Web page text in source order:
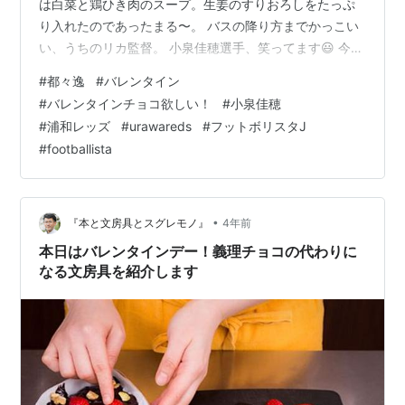
※当選ユーザー様へは個別連絡を取らせていた
だきます
当選発表後、送付先情報（住所、氏名等）の確認
のため、登録メールアドレス宛にメールをお送り
します
※取得した個人情報は本キャンペーンの賞品発
送用途以外には使用いたしません
は白菜と鶏ひき肉のスープ。生姜のすりおろしをたっぷ
り入れたのであったまる〜。 バスの降り方までかっこい
い、うちのリカ監督。 小泉佳穂選手、笑ってます😃 今日
倒的な選手になる
https://twitter.com/30_yoshio/status/14927695552862
08512?s=21 フットボリスタJ Jリーグ2022戦術ガイドブ
ック https://t.co/ic6AsNpo76 買います！ Weps うち明
け話…
#都々逸 #バレンタイン
#バレンタインチョコ欲しい！ #小泉佳穂
#浦和レッズ #urawareds #フットボリスタJ
#footballista
『本と文房具とスグレモノ』 • 4年前
本日はバレンタインデー！義理チョコの代わりに
なる文房具を紹介します